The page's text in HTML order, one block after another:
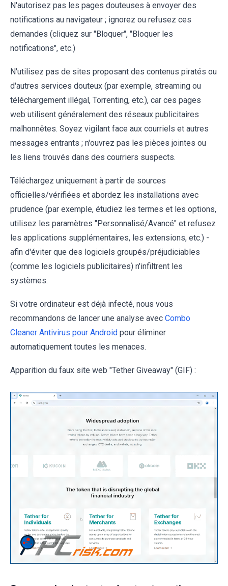
N'autorisez pas les pages douteuses à envoyer des
notifications au navigateur ; ignorez ou refusez ces
demandes (cliquez sur "Bloquer", "Bloquer les
notifications", etc.)
N'utilisez pas de sites proposant des contenus piratés ou
d'autres services douteux (par exemple, streaming ou
téléchargement illégal, Torrenting, etc.), car ces pages
web utilisent généralement des réseaux publicitaires
malhonnêtes. Soyez vigilant face aux courriels et autres
messages entrants ; n'ouvrez pas les pièces jointes ou
les liens trouvés dans des courriers suspects.
Téléchargez uniquement à partir de sources
officielles/vérifiées et abordez les installations avec
prudence (par exemple, étudiez les termes et les options,
utilisez les paramètres "Personnalisé/Avancé" et refusez
les applications supplémentaires, les extensions, etc.) -
afin d'éviter que des logiciels groupés/préjudiciables
(comme les logiciels publicitaires) n'infiltrent les
systèmes.
Si votre ordinateur est déjà infecté, nous vous
recommandons de lancer une analyse avec Combo
Cleaner Antivirus pour Android pour éliminer
automatiquement toutes les menaces.
Apparition du faux site web "Tether Giveaway" (GIF) :